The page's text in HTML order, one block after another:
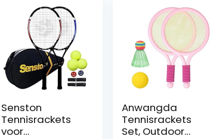
Senston
Tennisrackets
voor
Anwangda
Tennisrackets
Set, Outdoor